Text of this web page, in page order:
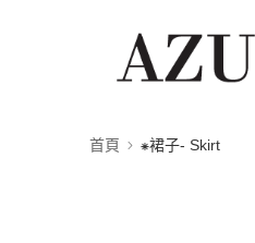
首頁 ⁕裙子- Skirt